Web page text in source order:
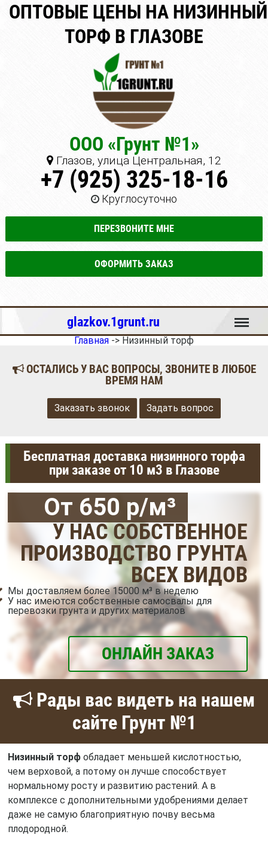
ОПТОВЫЕ ЦЕНЫ НА НИЗИННЫЙ
ТОРФ В ГЛАЗОВЕ
ООО «Грунт №1»
Глазов, улица Центральная, 12
+7 (925) 325-18-16
Круглосуточно
ПЕРЕЗВОНИТЕ МНЕ
ОФОРМИТЬ ЗАКАЗ
glazkov.1grunt.ru Меню
Главная -> Низинный торф
ОСТАЛИСЬ У ВАС ВОПРОСЫ, ЗВОНИТЕ В ЛЮБОЕ
ВРЕМЯ НАМ
Заказать звонок Задать вопрос
Бесплатная доставка низинного торфа
при заказе от 10 м3 в Глазове
От 650 р/м³
У НАС СОБСТВЕННОЕ
ПРОИЗВОДСТВО ГРУНТА
ВСЕХ ВИДОВ
Мы доставляем более 15000 м³ в неделю
У нас имеются собственные самосвалы для
перевозки грунта и других материалов
ОНЛАЙН ЗАКАЗ
Рады вас видеть на нашем
сайте Грунт №1
Низинный торфобладает меньшей кислотностью,
чем верховой, а потому он лучше способствует
нормальному росту и развитию растений. А в
комплексе с дополнительными удобрениями делает
даже не самую благоприятную почву весьма
плодородной.